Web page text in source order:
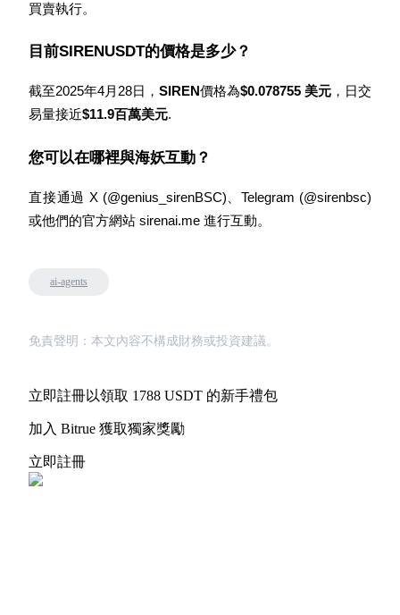
USDT 新手理財 10% APR
買賣執行。
目前SIRENUSDT的價格是多少？
截至2025年4月28日， SIREN價格為$0.078755 美元 ，日交
易量接近$11.9百萬美元.
您可以在哪裡與海妖互動？
直接通過 X (@genius_sirenBSC)、Telegram (@sirenbsc)
或他們的官方網站 sirenai.me 進行互動。
ai-agents
免責聲明：本文內容不構成財務或投資建議。
立即註冊以領取 1788 USDT 的新手禮包
加入 Bitrue 獲取獨家獎勵
立即註冊